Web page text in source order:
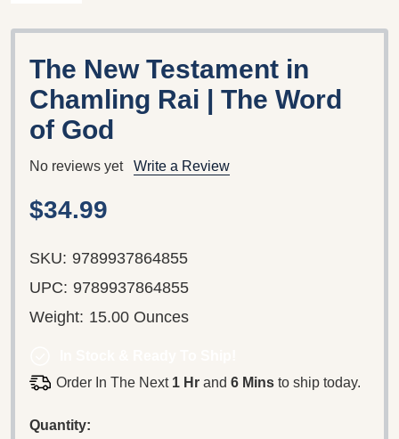
The New Testament in
Chamling Rai | The Word
of God
No reviews yet Write a Review
$34.99
SKU: 9789937864855
UPC: 9789937864855
Weight: 15.00 Ounces
Order In The Next 1 Hr and 6 Mins to ship today.
Quantity: